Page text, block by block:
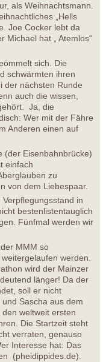
als Weihnachtsmann.
„Hells
Joe Cocker lebt da
hat „ Atemlos“
sich. Die
schwärmten ihren
der nächsten Runde
auch die wissen,
Ja, die
Wer mit der Fähre
Anderen einen auf
(der Eisenbahnbrücke)
einfach
zu
von dem Liebespaar.
in
bestenlistentauglich
Fünfmal werden wir
MMM so
werden.
wird der Mainzer
länger! Da der
soll er nicht
Sascha aus dem
weltweit ersten
Die Startzeit steht
verraten, genauso
Interesse hat: Das
(pheidippides.de).